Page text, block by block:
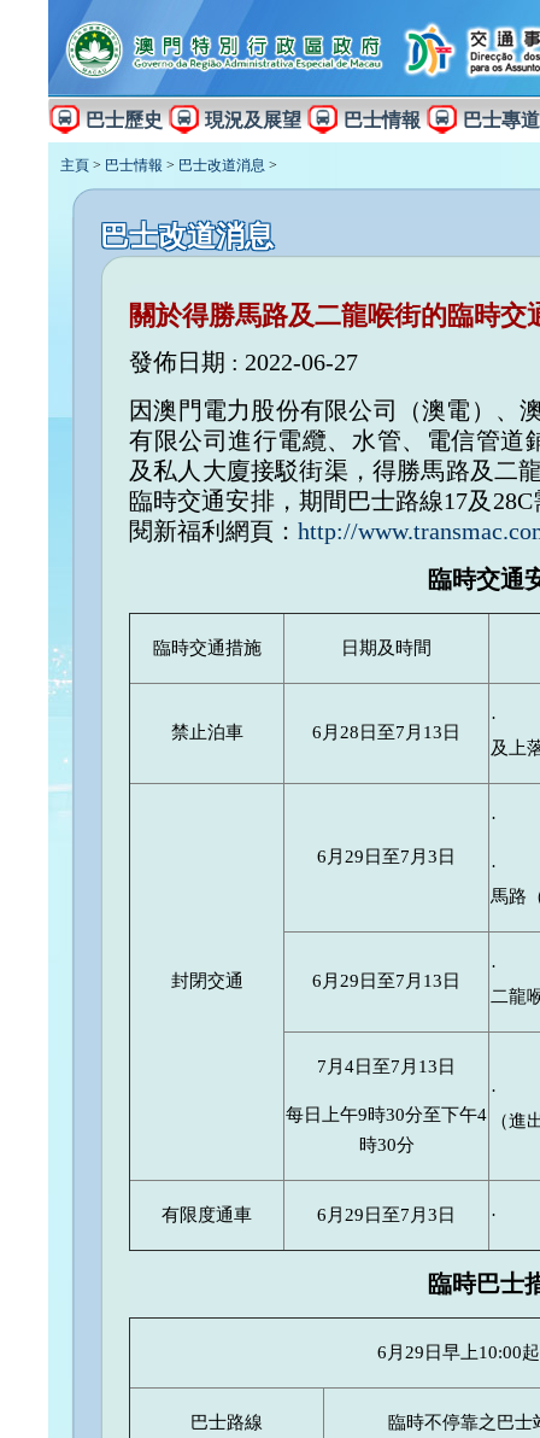
巴士歷史 現況及展望 巴士情報 巴士專道
主頁 > 巴士情報 > 巴士改道消息 >
巴士改道消息
關於得勝馬路及二龍喉街的臨時
發佈日期 : 2022-06-27
因澳門電力股份有限公司（澳電）、
有限公司進行電纜、水管、電信管道
及私人大廈接駁街渠，得勝馬路及二
臨時交通安排，期間巴士路線17及
閱新福利網頁： http://
臨時交通
臨時交通措施 日期及時間
禁止泊車 6月28日至7月13日
· 得
及上
封閉交通
6月29日至7月3日
· 得
· 得
馬路
6月29日至7月13日
· 得
二龍
7月4日至7月13日
每日上午9時30分至下午4
時30分
· 二
（進
有限度通車 6月29日至7月3日 · 二
臨時巴士
6月29日早上10:00
巴士路線 臨時不停靠之巴士